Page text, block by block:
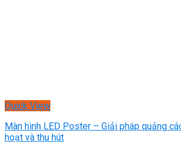
Quick View
Màn hình LED Poster – Giải pháp quảng
hoạt và thu hút